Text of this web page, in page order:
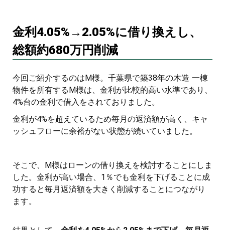
金利4.05%→2.05%に借り換えし、
総額約680万円削減
今回ご紹介するのはM様。千葉県で築38年の木造 一棟
物件を所有するM様は、金利が比較的高い水準であり、
4%台の金利で借入をされておりました。
金利が4%を超えているため毎月の返済額が高く、キャ
ッシュフローに余裕がない状態が続いていました。
そこで、M様はローンの借り換えを検討することにしま
した。金利が高い場合、1％でも金利を下げることに成
功すると毎月返済額を大きく削減することにつながり
ます。